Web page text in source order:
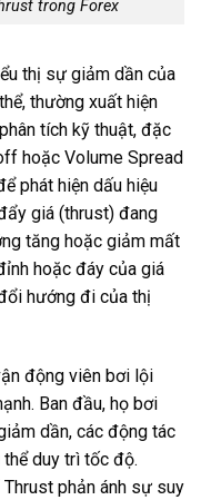
trong Forex
thị sự giảm dần của
thường xuất hiện
tích kỹ thuật, đặc
hoặc Volume Spread
phát hiện dấu hiệu
giá (thrust) đang
tăng hoặc giảm mất
hoặc đáy của giá
hướng đi của thị
động viên bơi lội
Ban đầu, họ bơi
dần, các động tác
duy trì tốc độ.
phản ánh sự suy